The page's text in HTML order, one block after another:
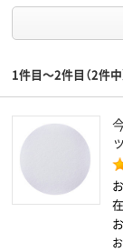
1件目～2件目（2件中